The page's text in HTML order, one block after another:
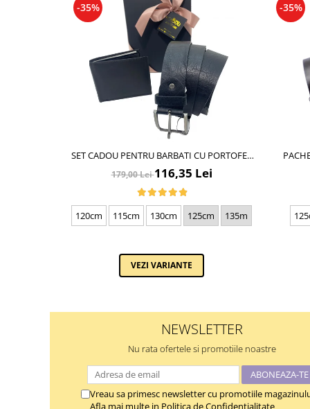
-35%
SET CADOU PENTRU BARBATI CU PORTOFEL
DIN PIELE SI CUREA DE BARBATI, NEGRU 2210-
179,00 Lei116,35 Lei
120cm 115cm 130cm 125cm 135m
VEZI VARIANTE
-35%
NEWSLETTER
Nu rata ofertele si promotiile noastre
Vreau sa primesc newsletter cu promotiile